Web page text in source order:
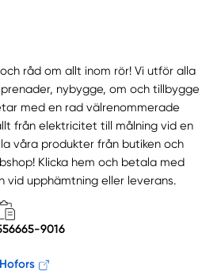
råd om allt inom rör! Vi utför alla
nybygge, om och tillbygge
med en rad välrenommerade
från elektricitet till målning vid en
våra produkter från butiken och
Klicka hem och betala med
vid upphämtning eller leverans.
9016